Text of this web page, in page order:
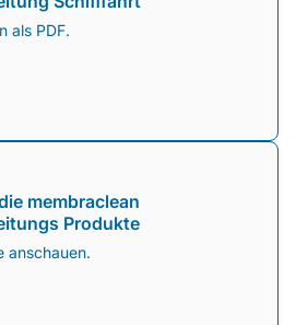
als PDF.
membraclean
Produkte
anschauen.